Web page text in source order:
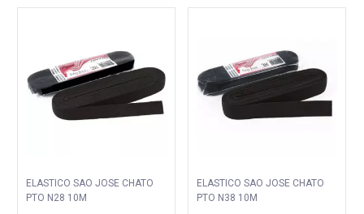
ELASTICO SAO JOSE CHATO
PTO N28 10M
ELASTICO SAO JOSE CHATO
PTO N38 10M